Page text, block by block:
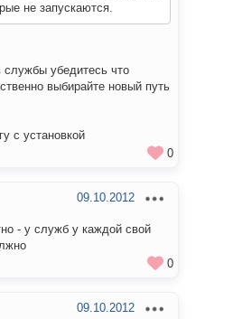
не запускаются.
службы убедитесь что
выбирайте новый путь
с установкой
0
09.10.2012
- у служб у каждой свой
0
09.10.2012